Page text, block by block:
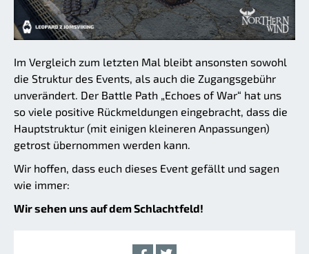
Im Vergleich zum letzten Mal bleibt ansonsten sowohl
die Struktur des Events, als auch die Zugangsgebühr
unverändert. Der Battle Path „Echoes of War“ hat uns
so viele positive Rückmeldungen eingebracht, dass die
Hauptstruktur (mit einigen kleineren Anpassungen)
getrost übernommen werden kann.
Wir hoffen, dass euch dieses Event gefällt und sagen
wie immer:
Wir sehen uns auf dem Schlachtfeld!